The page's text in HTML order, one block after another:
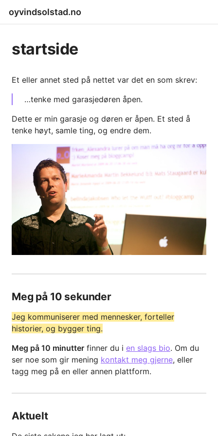
oyvindsolstad.no
startside
Et eller annet sted på nettet var det en som skrev:
…tenke med garasjedøren åpen.
Dette er min garasje og døren er åpen. Et sted å
tenke høyt, samle ting, og endre dem.
Meg på 10 sekunder
Jeg kommuniserer med mennesker, forteller
historier, og bygger ting.
Meg på 10 minutter finner du i en slags bio. Om du
ser noe som gir mening kontakt meg gjerne, eller
tagg meg på en eller annen plattform.
Aktuelt